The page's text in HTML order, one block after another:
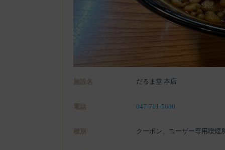
施設名 だるま堂 本店
電話 047-711-5600
種別 クーポン、ユーザー専用喫煙